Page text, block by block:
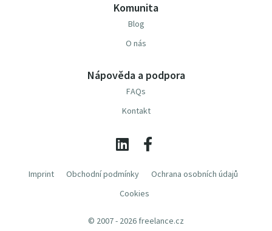
Komunita
Blog
O nás
Nápověda a podpora
FAQs
Kontakt
Imprint Obchodní podmínky
Ochrana osobních údajů
Cookies
© 2007 - 2026 freelance.cz